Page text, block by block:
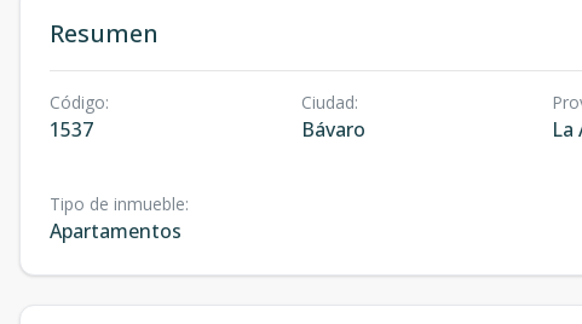
Resumen
Código:
1537
Ciudad:
Bávaro La
Tipo de inmueble:
Apartamentos